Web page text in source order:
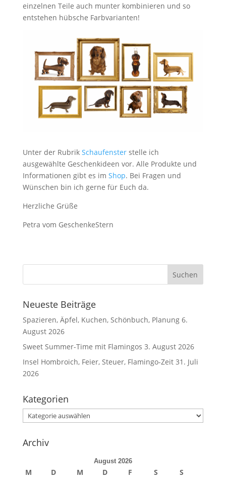
einzelnen Teile auch munter kombinieren und so
entstehen hübsche Farbvarianten!
Unter der Rubrik Schaufensterstelle ich
ausgewählte Geschenkideen vor. Alle Produkte und
Informationen gibt es im Shop. Bei Fragen und
Wünschen bin ich gerne für Euch da.
Herzliche Grüße
Petra vom GeschenkeStern
Neueste Beiträge
Spazieren, Äpfel, Kuchen, Schönbuch, Planung 6.
August 2026
Sweet Summer-Time mit Flamingos 3. August 2026
Insel Hombroich, Feier, Steuer, Flamingo-Zeit 31. Juli
2026
Kategorien
Kategorien
Archiv
August 2026
M D M D F S
S